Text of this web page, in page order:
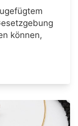
können,